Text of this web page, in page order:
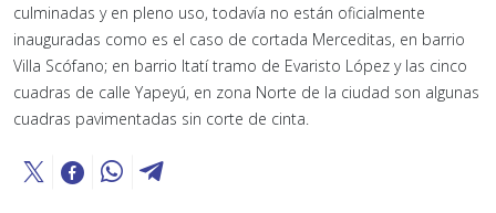
culminadas y en pleno uso, todavía no están oficialmente
inauguradas como es el caso de cortada Merceditas, en barrio
Villa Scófano; en barrio Itatí tramo de Evaristo López y las cinco
cuadras de calle Yapeyú, en zona Norte de la ciudad son algunas
cuadras pavimentadas sin corte de cinta.